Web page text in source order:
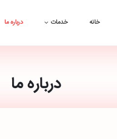
خانه خدمات درباره ما
درباره ما